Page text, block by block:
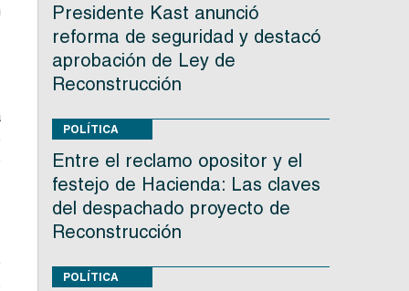
Presidente Kast anunció
reforma de seguridad y destacó
aprobación de Ley de
Reconstrucción
POLÍTICA
Entre el reclamo opositor y el
festejo de Hacienda: Las claves
del despachado proyecto de
Reconstrucción
POLÍTICA